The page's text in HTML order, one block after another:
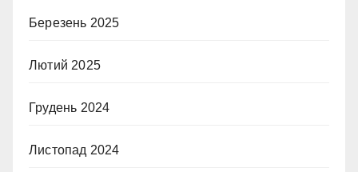
Березень 2025
Лютий 2025
Грудень 2024
Листопад 2024